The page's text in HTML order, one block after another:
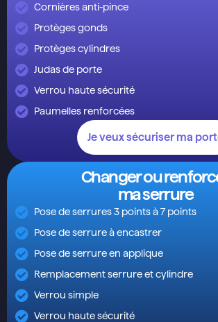
Cornières anti-pince
Protèges gonds
Protèges cylindres
Judas de porte
Verrou haute sécurité
Paumelles renforcées
Je veux sécuriser ma
Changer ou
ma serrure
Pose de serrures 3 points à 7 points
Pose de serrure à encastrer
Pose de serrure en applique
Remplacement serrure et cylindre
Verrou simple
Verrou haute sécurité